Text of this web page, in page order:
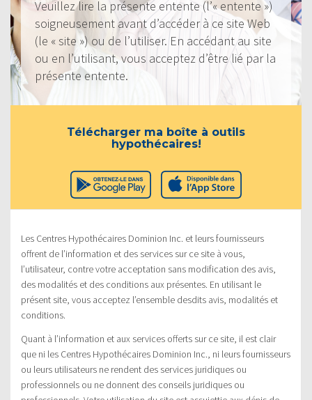
Veuillez lire la présente entente (l’« entente »)
soigneusement avant d’accéder à ce site Web
(le « site ») ou de l’utiliser. En accédant au site
ou en l’utilisant, vous acceptez d’être lié par la
présente entente.
Télécharger ma boîte à outils
hypothécaires!
Les Centres Hypothécaires Dominion Inc. et leurs fournisseurs
offrent de l’information et des services sur ce site à vous,
l’utilisateur, contre votre acceptation sans modification des avis,
des modalités et des conditions aux présentes. En utilisant le
présent site, vous acceptez l’ensemble desdits avis, modalités et
conditions.
Quant à l’information et aux services offerts sur ce site, il est clair
que ni les Centres Hypothécaires Dominion Inc., ni leurs fournisseurs
ou leurs utilisateurs ne rendent des services juridiques ou
professionnels ou ne donnent des conseils juridiques ou